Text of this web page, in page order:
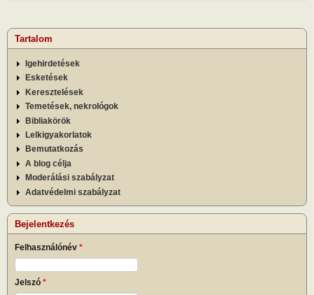
Tartalom
Igehirdetések
Esketések
Keresztelések
Temetések, nekrológok
Bibliakörök
Lelkigyakorlatok
Bemutatkozás
A blog célja
Moderálási szabályzat
Adatvédelmi szabályzat
Bejelentkezés
Felhasználónév *
Jelszó *